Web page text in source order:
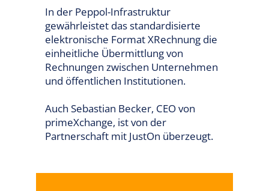
In der Peppol-Infrastruktur
gewährleistet das standardisierte
elektronische Format XRechnung die
einheitliche Übermittlung von
Rechnungen zwischen Unternehmen
und öffentlichen Institutionen.
Auch Sebastian Becker, CEO von
primeXchange, ist von der
Partnerschaft mit JustOn überzeugt.